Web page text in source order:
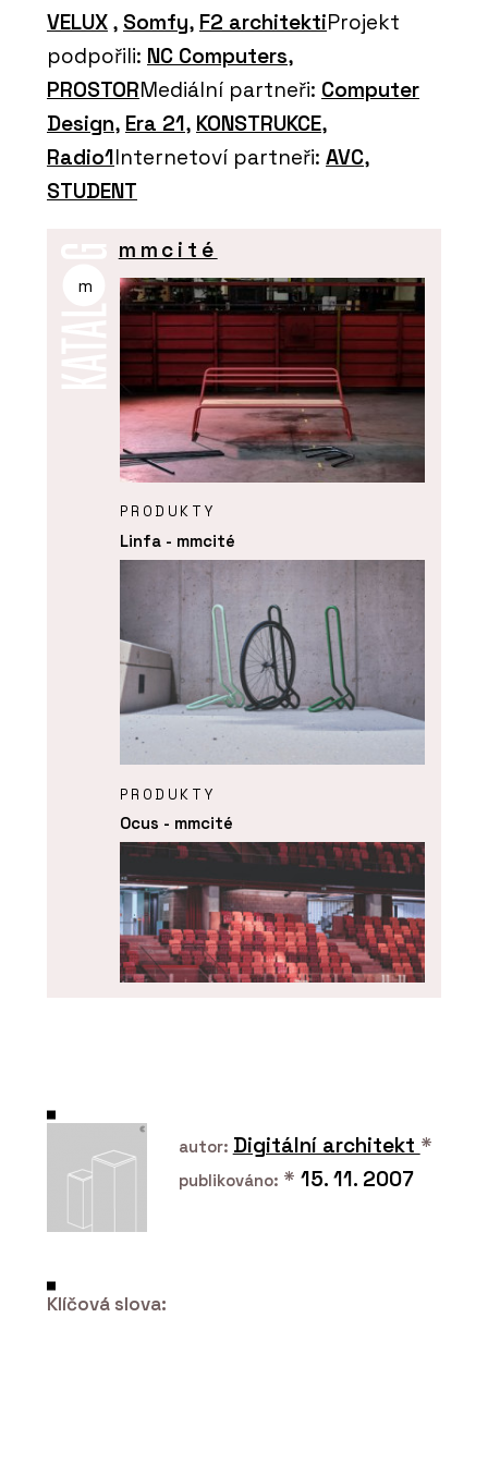
VELUX , Somfy, F2 architektiProjekt
podpořili: NC Computers,
PROSTORMediální partneři: Computer
Design, Era 21, KONSTRUKCE,
Radio1Internetoví partneři: AVC,
STUDENT
m
mmcité
PRODUKTY
Linfa - mmcité
PRODUKTY
Ocus - mmcité
autor: Digitální architekt *
publikováno: * 15. 11. 2007
Klíčová slova: